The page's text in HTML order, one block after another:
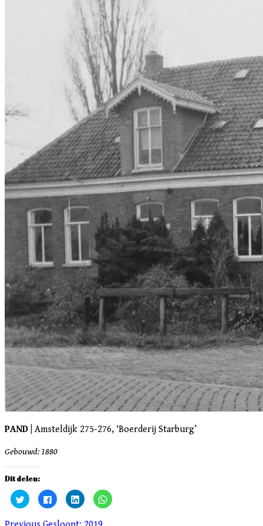
PAND | Amsteldijk 275-276, ‘Boerderij Starburg’
Gebouwd: 1880
Dit delen:
Klik
om
Klik
om
delen
Klik
om
Klik
om